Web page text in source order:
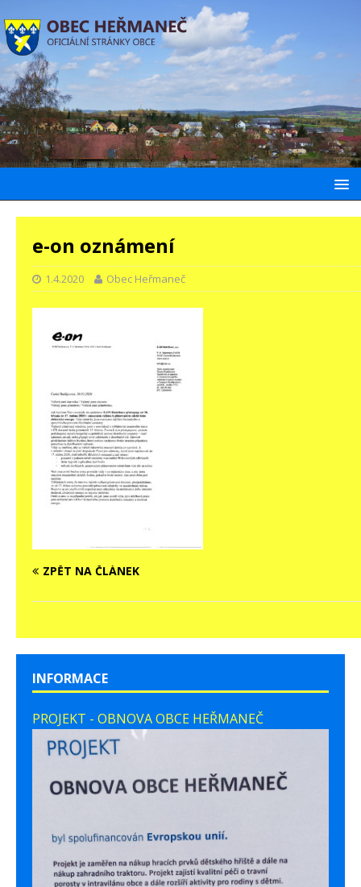
e-on oznámení
1.4.2020 Obec Heřmaneč
ZPĚT NA ČLÁNEK
INFORMACE
PROJEKT - OBNOVA OBCE HEŘMANEČ